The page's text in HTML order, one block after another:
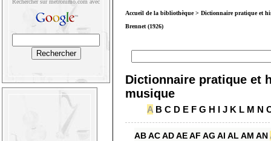
Rechercher sur metronimo.com avec
Accueil de la bibliothèque> Dictionnaire pratique et
Brennet (1926)
Dictionnaire pratique et
musique
A B C D E F G H I J K L M N
ABACADAEAF AG AI AL AM AN